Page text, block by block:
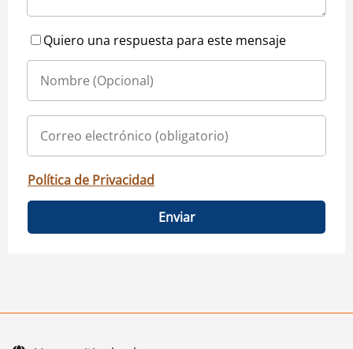
Quiero una respuesta para este mensaje
Política de Privacidad
Enviar